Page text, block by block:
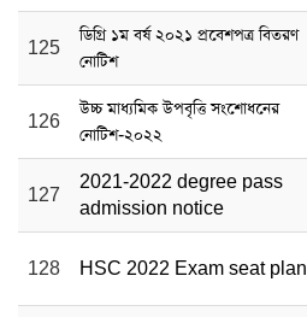
125
ডিগ্রি ১ম বর্ষ ২০২১ প্রবেশপত্র বিতরণ
নোটিশ
126
উচ্চ মাধ্যমিক উপবৃত্তি সংশোধনের
নোটিশ-২০২২
127
2021-2022 degree pass
admission notice
128 HSC 2022 Exam seat plan